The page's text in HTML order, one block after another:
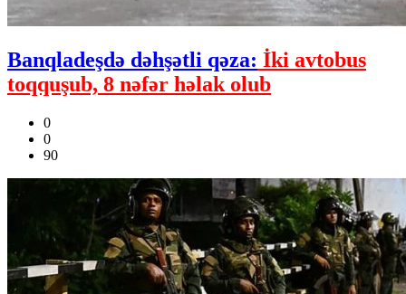
Banqladeşdə dəhşətli qəza: İki avtobus
toqquşub, 8 nəfər həlak olub
0
0
90